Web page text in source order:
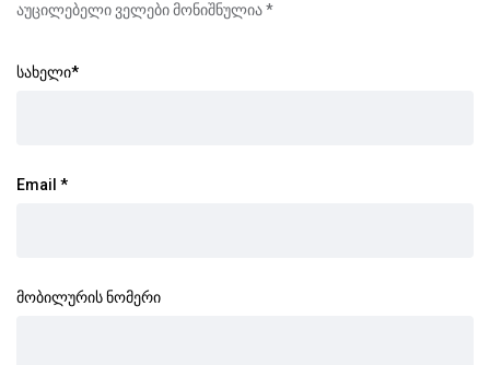
აუცილებელი ველები მონიშნულია*
სახელი*
Email *
მობილურის ნომერი